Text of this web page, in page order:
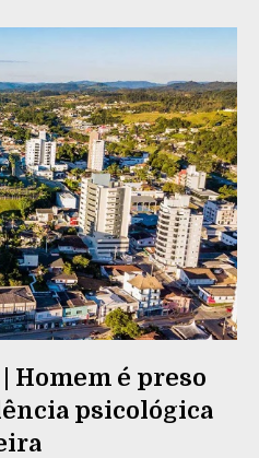
Homem é preso
psicológica